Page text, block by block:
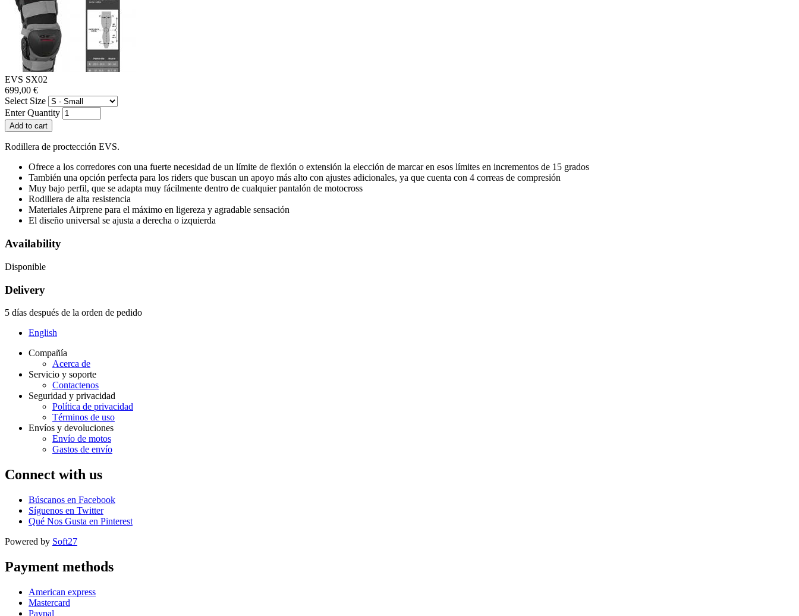
EVS SX02
699,00 €
Select Size
Enter Quantity
Rodillera de proctección EVS.
Ofrece a los corredores con una fuerte necesidad de un límite de flexión o extensión la elección de marcar en esos límites en incrementos de 15 grados
También una opción perfecta para los riders que buscan un apoyo más alto con ajustes adicionales, ya que cuenta con 4 correas de compresión
Muy bajo perfil, que se adapta muy fácilmente dentro de cualquier pantalón de motocross
Rodillera de alta resistencia
Materiales Airprene para el máximo en ligereza y agradable sensación
El diseño universal se ajusta a derecha o izquierda
Availability
Disponible
Delivery
5 días después de la orden de pedido
English
Compañía
Acerca de
Servicio y soporte
Contactenos
Seguridad y privacidad
Política de privacidad
Términos de uso
Envíos y devoluciones
Envío de motos
Gastos de envío
Connect with us
Búscanos en Facebook
Síguenos en Twitter
Qué Nos Gusta en Pinterest
Powered by Soft27
Payment methods
American express
Mastercard
Paypal